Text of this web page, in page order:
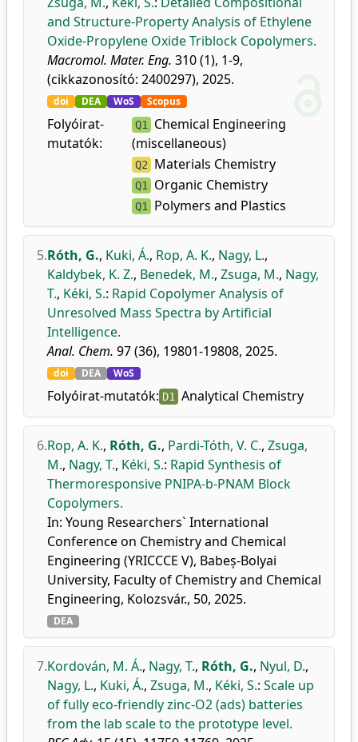
and Structure-Property Analysis of Ethylene
Oxide-Propylene Oxide Triblock Copolymers.
Macromol. Mater. Eng. 310 (1), 1-9,
(cikkazonosító: 2400297), 2025.
doi DEA WoS Scopus
Folyóirat-
mutatók:
Q1 Chemical Engineering
(miscellaneous)
Q2 Materials Chemistry
Q1 Organic Chemistry
Q1 Polymers and Plastics
5.Róth, G., Kuki, Á., Rop, A. K., Nagy, L.,
Kaldybek, K. Z., Benedek, M., Zsuga, M., Nagy,
T., Kéki, S.: Rapid Copolymer Analysis of
Unresolved Mass Spectra by Artificial
Intelligence.
Anal. Chem. 97 (36), 19801-19808, 2025.
doi DEA WoS
Folyóirat-mutatók: D1 Analytical Chemistry
6.Rop, A. K., Róth, G., Pardi-Tóth, V. C., Zsuga,
M., Nagy, T., Kéki, S.: Rapid Synthesis of
Thermoresponsive PNIPA-b-PNAM Block
Copolymers.
In: Young Researchers` International
Conference on Chemistry and Chemical
Engineering (YRICCCE V), Babeș-Bolyai
University, Faculty of Chemistry and Chemical
Engineering, Kolozsvár., 50, 2025.
DEA
7.Kordován, M. Á., Nagy, T., Róth, G., Nyul, D.,
Nagy, L., Kuki, Á., Zsuga, M., Kéki, S.: Scale up
of fully eco-friendly zinc-O2 (ads) batteries
from the lab scale to the prototype level.